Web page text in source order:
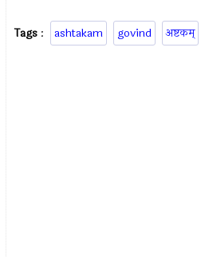
Tags : ashtakam govind अष्टकम्‌